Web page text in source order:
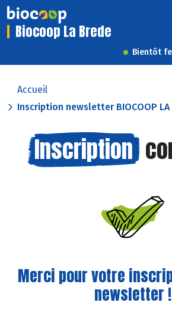
Biocoop La Brede
Bientôt
Accueil
Inscription newsletter BIOCOOP LA
Inscription
Merci pour votre
newsletter !